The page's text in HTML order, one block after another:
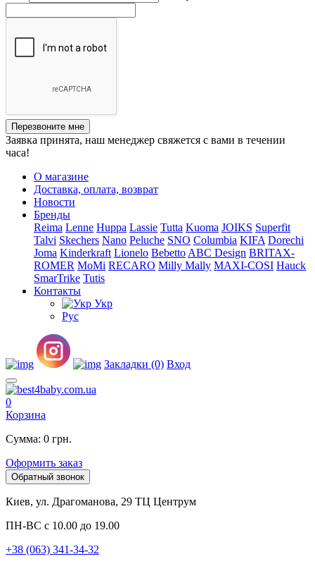
Перезвоните мне
Заявка принята, наш менеджер свяжется с вами в течении
часа!
О магазине
Доставка, оплата, возврат
Новости
Бренды
Reima Lenne Huppa Lassie Tutta Kuoma JOIKS Superfit
Talvi Skechers Nano Peluche SNO Columbia KIFA Dorechi
Joma Kinderkraft Lionelo Bebetto ABC Design BRITAX-
ROMER MoMi RECARO Milly Mally MAXI-COSI Hauck
SmarTrike Tutis
Контакты
Укр
Рус
Закладки (0) Вход
0
Корзина
Сумма: 0 грн.
Оформить заказ
Обратный звонок
Киев, ул. Драгоманова, 29 ТЦ Центрум
ПН-ВС с 10.00 до 19.00
+38 (063) 341-34-32